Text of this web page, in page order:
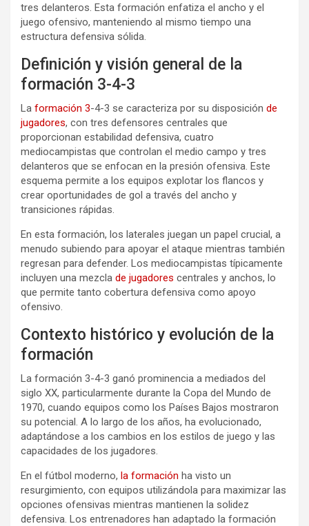
tres delanteros. Esta formación enfatiza el ancho y el
juego ofensivo, manteniendo al mismo tiempo una
estructura defensiva sólida.
Definición y visión general de la
formación 3-4-3
La formación 3-4-3 se caracteriza por su disposición de
jugadores, con tres defensores centrales que
proporcionan estabilidad defensiva, cuatro
mediocampistas que controlan el medio campo y tres
delanteros que se enfocan en la presión ofensiva. Este
esquema permite a los equipos explotar los flancos y
crear oportunidades de gol a través del ancho y
transiciones rápidas.
En esta formación, los laterales juegan un papel crucial, a
menudo subiendo para apoyar el ataque mientras también
regresan para defender. Los mediocampistas típicamente
incluyen una mezcla de jugadores centrales y anchos, lo
que permite tanto cobertura defensiva como apoyo
ofensivo.
Contexto histórico y evolución de la
formación
La formación 3-4-3 ganó prominencia a mediados del
siglo XX, particularmente durante la Copa del Mundo de
1970, cuando equipos como los Países Bajos mostraron
su potencial. A lo largo de los años, ha evolucionado,
adaptándose a los cambios en los estilos de juego y las
capacidades de los jugadores.
En el fútbol moderno, la formación ha visto un
resurgimiento, con equipos utilizándola para maximizar las
opciones ofensivas mientras mantienen la solidez
defensiva. Los entrenadores han adaptado la formación